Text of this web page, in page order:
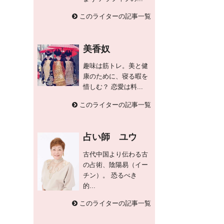
このライターの記事一覧
美香奴
趣味は筋トレ。美と健
康のために、寝る暇を
惜しむ？ 恋愛は料...
このライターの記事一覧
占い師 ユウ
古代中国より伝わる古
の占術、陰陽易（イー
チン）。 恐るべき
的...
このライターの記事一覧